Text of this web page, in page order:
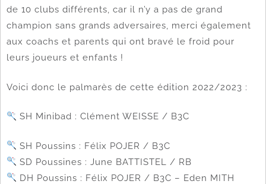
de 10 clubs différents, car il n’y a pas de grand
champion sans grands adversaires, merci également
aux coachs et parents qui ont bravé le froid pour
leurs joueurs et enfants !
Voici donc le palmarès de cette édition 2022/2023 :
SH Minibad : Clément WEISSE / B3C
SH Poussins : Félix POJER / B3C
SD Poussines : June BATTISTEL / RB
DH Poussins : Félix POJER / B3C – Eden MITH